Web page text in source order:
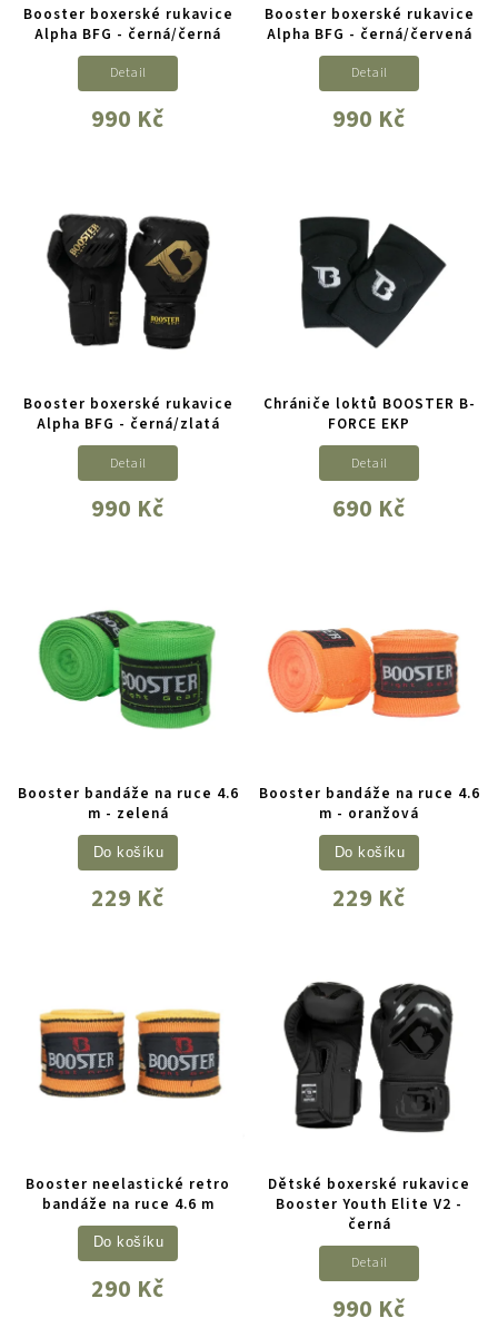
Booster boxerské rukavice
Alpha BFG - černá/černá
990 Kč
Detail
Booster boxerské rukavice
Alpha BFG - černá/červená
990 Kč
Detail
Booster boxerské rukavice
Alpha BFG - černá/zlatá
990 Kč
Detail
Chrániče loktů BOOSTER B-
FORCE EKP
690 Kč
Detail
Booster bandáže na ruce 4.6
m - zelená
229 Kč
Do košíku
Booster bandáže na ruce 4.6
m - oranžová
229 Kč
Do košíku
Booster neelastické retro
bandáže na ruce 4.6 m
290 Kč
Do košíku
Dětské boxerské rukavice
Booster Youth Elite V2 -
černá
990 Kč
Detail